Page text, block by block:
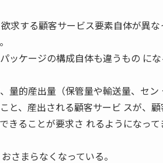
求する顧客サービス要素自体が異な
ッケージの構成自体も違うもの に
量的産出量（保管量や輸送量、セン
と、産出される顧客サービ スが、
ることが要求さ れるようになって
さまらなくなっている。